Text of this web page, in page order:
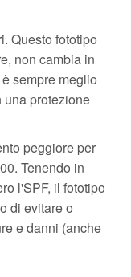
Questo fototipo
non cambia in
sempre meglio
una protezione
peggiore per
Tenendo in
l'SPF, il fototipo
di evitare o
e danni (anche